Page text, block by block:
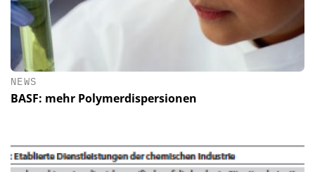
NEWS
BASF: mehr Polymerdispersionen